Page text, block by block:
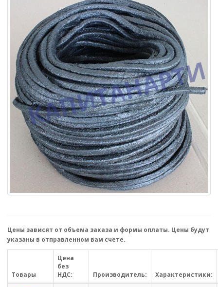
Цены зависят от объема заказа и формы оплаты. Цены будут
указаны в отправленном вам счете.
Товары
Цена
без
НДС:
Производитель: Характеристики: